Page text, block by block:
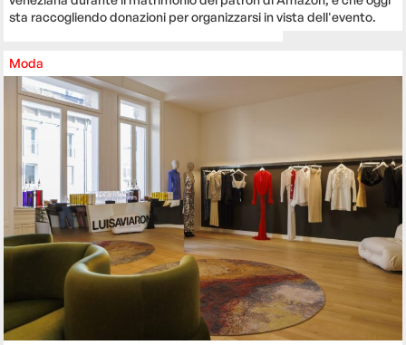
sta raccogliendo donazioni per organizzarsi in vista dell'evento.
Moda